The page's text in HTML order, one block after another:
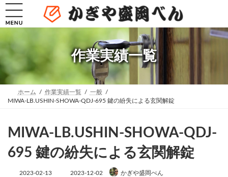
コ
テ
へ
ッ
プ
ナ
ゲ
ョ
移
動
作業実績一覧
ホーム 作業実績一覧
一般
MIWA-LB.USHIN-SHOWA-QDJ-695 鍵の紛失による玄関解錠
MIWA-LB.USHIN-SHOWA-QDJ-
695 鍵の紛失による玄関解錠
2023-02-13
最
2023-12-02 かぎや盛岡べん